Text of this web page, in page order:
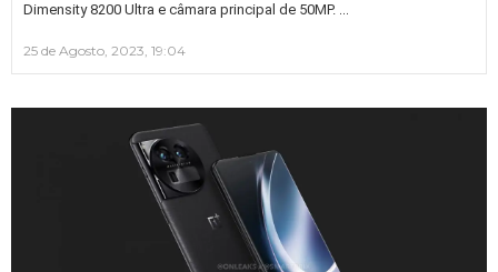
Dimensity 8200 Ultra e câmara principal de 50MP.
25 de Agosto, 2023, 19:04